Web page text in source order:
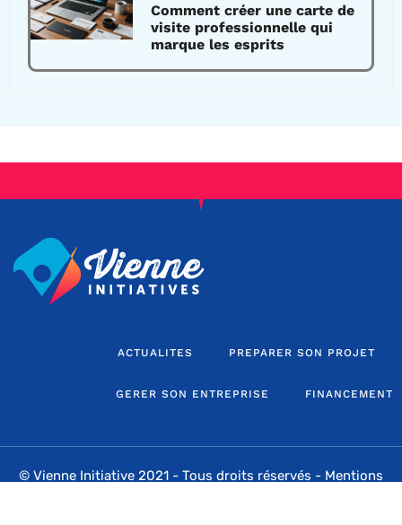
Comment créer une carte de
visite professionnelle qui
marque les esprits
ACTUALITES PREPARER SON PROJET
GERER SON ENTREPRISE FINANCEMENT
© Vienne Initiative 2021 - Tous droits réservés - Mentions